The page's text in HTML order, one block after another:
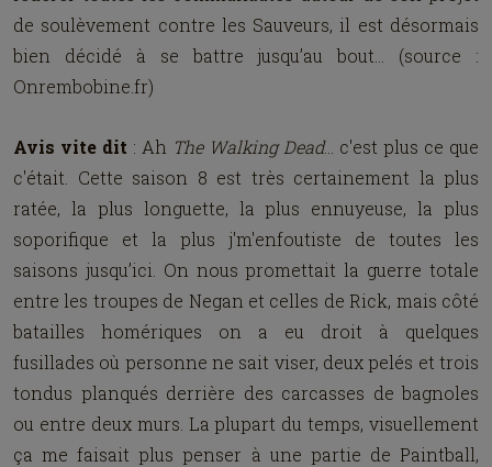
de soulèvement contre les Sauveurs, il est désormais
bien décidé à se battre jusqu’au bout… (source :
Onrembobine.fr)
Avis vite dit : Ah The Walking Dead... c'est plus ce que
c'était. Cette saison 8 est très certainement la plus
ratée, la plus longuette, la plus ennuyeuse, la plus
soporifique et la plus j'm'enfoutiste de toutes les
saisons jusqu’ici. On nous promettait la guerre totale
entre les troupes de Negan et celles de Rick, mais côté
batailles homériques on a eu droit à quelques
fusillades où personne ne sait viser, deux pelés et trois
tondus planqués derrière des carcasses de bagnoles
ou entre deux murs. La plupart du temps, visuellement
ça me faisait plus penser à une partie de Paintball,